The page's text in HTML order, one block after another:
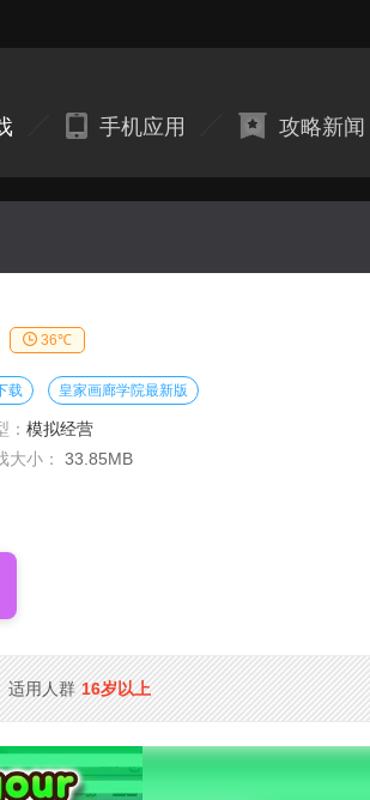
手机应用 攻略新闻
36℃
载 皇家画廊学院最新版
： 模拟经营
大小：
33.85MB
适用人群 16岁以上